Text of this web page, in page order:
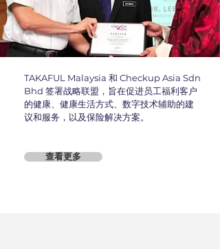
TAKAFUL Malaysia 和 Checkup Asia Sdn
Bhd 签署战略联盟，旨在促进员工福利客户
的健康、健康生活方式、数字技术辅助的建
议和服务，以及保险解决方案。
查看更多